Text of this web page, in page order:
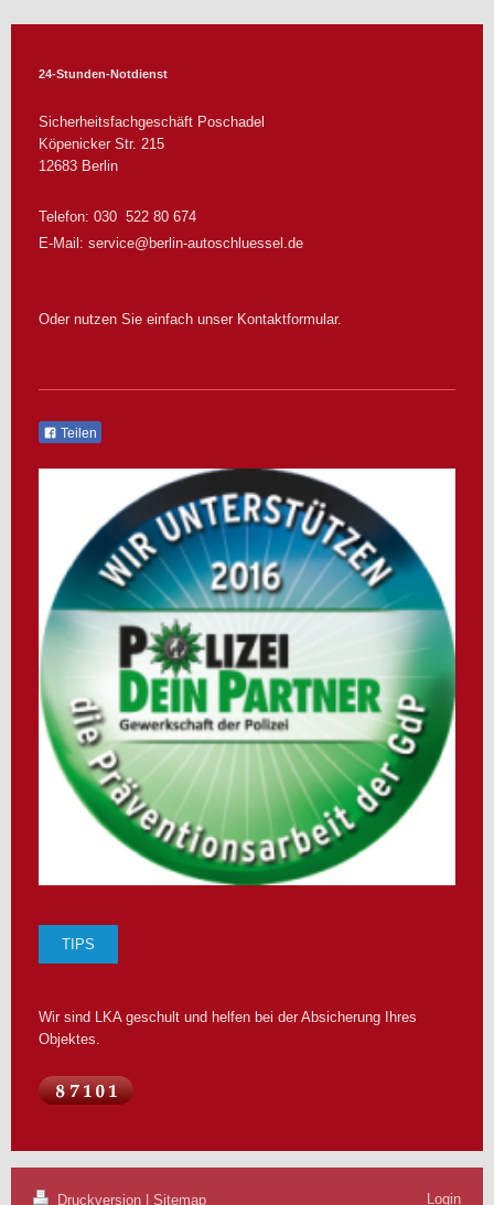
24-Stunden-Notdienst
Sicherheitsfachgeschäft Poschadel
Köpenicker Str. 215
12683 Berlin
Telefon: 030 522 80 674
E-Mail: service@berlin-autoschluessel.de
Oder nutzen Sie einfach unser Kontaktformular.
Teilen
TIPS
Wir sind LKA geschult und helfen bei der Absicherung Ihres
Objektes.
Druckversion Sitemap Login